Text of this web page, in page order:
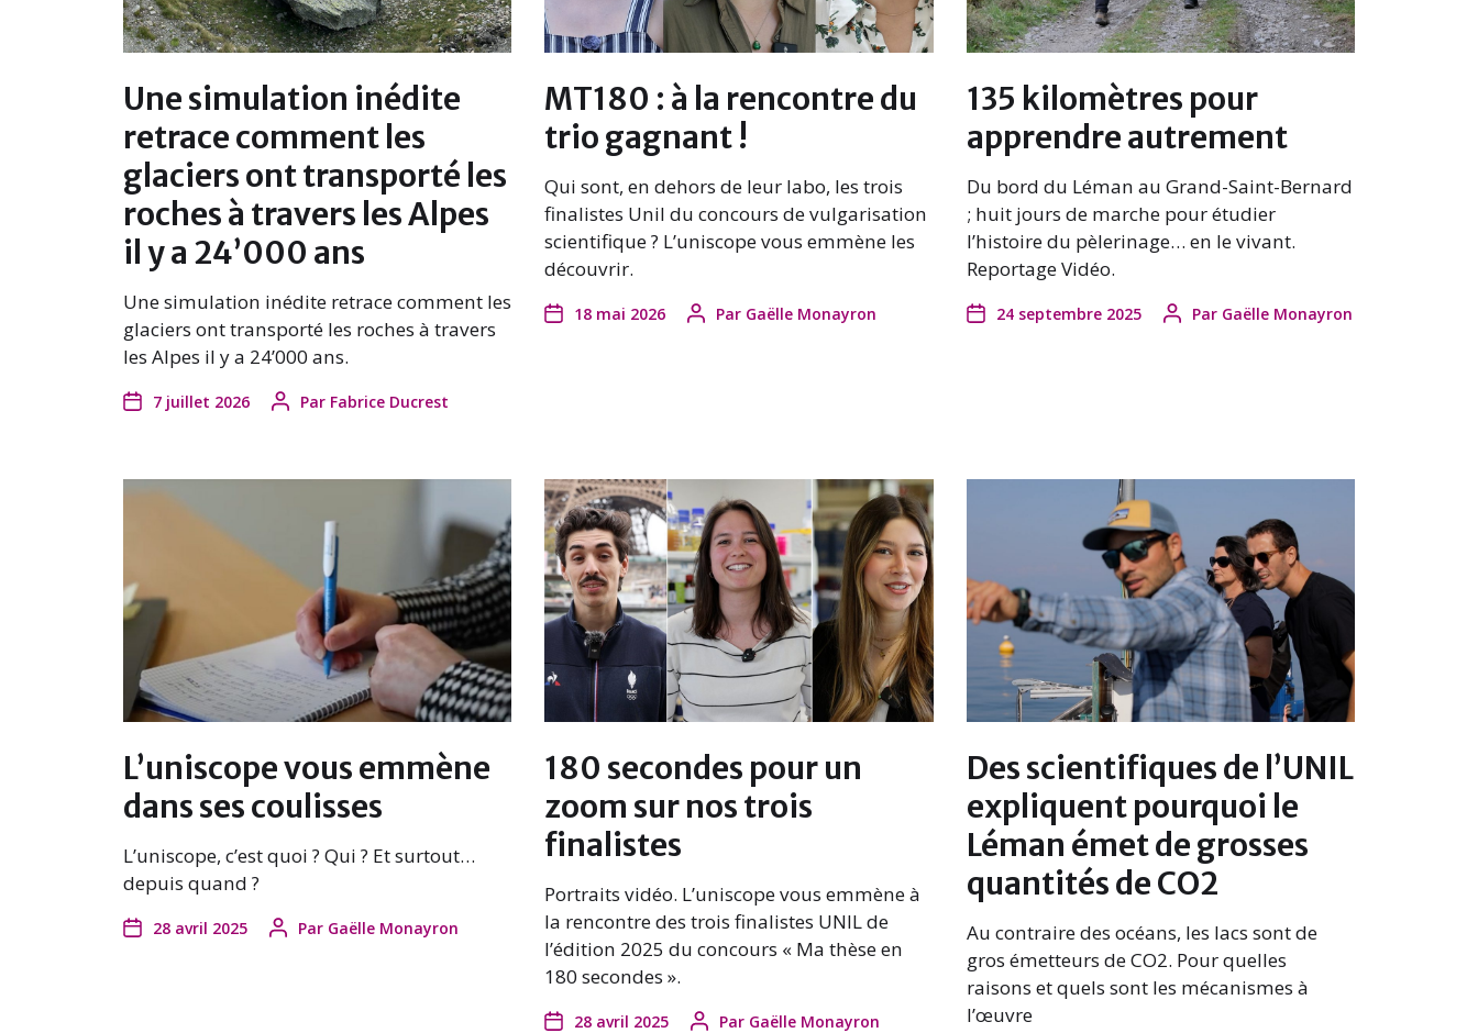
Une simulation inédite
retrace comment les
glaciers ont transporté les
roches à travers les Alpes
il y a 24’000 ans
Une simulation inédite retrace comment les
glaciers ont transporté les roches à travers
les Alpes il y a 24’000 ans.
7 juillet 2026 Par Fabrice Ducrest
MT180 : à la rencontre du
trio gagnant !
Qui sont, en dehors de leur labo, les trois
finalistes Unil du concours de vulgarisation
scientifique ? L’uniscope vous emmène les
découvrir.
18 mai 2026 Par Gaëlle Monayron
135 kilomètres pour
apprendre autrement
Du bord du Léman au Grand-Saint-Bernard
; huit jours de marche pour étudier
l’histoire du pèlerinage… en le vivant.
Reportage Vidéo.
24 septembre 2025 Par Gaëlle Monayron
L’uniscope vous emmène
dans ses coulisses
L’uniscope, c’est quoi ? Qui ? Et surtout…
depuis quand ?
28 avril 2025 Par Gaëlle Monayron
180 secondes pour un
zoom sur nos trois
finalistes
Portraits vidéo. L’uniscope vous emmène à
la rencontre des trois finalistes UNIL de
l’édition 2025 du concours « Ma thèse en
180 secondes ».
28 avril 2025 Par Gaëlle Monayron
Des scientifiques de l’UNIL
expliquent pourquoi le
Léman émet de grosses
quantités de CO2
Au contraire des océans, les lacs sont de
gros émetteurs de CO2. Pour quelles
raisons et quels sont les mécanismes à
l’œuvre